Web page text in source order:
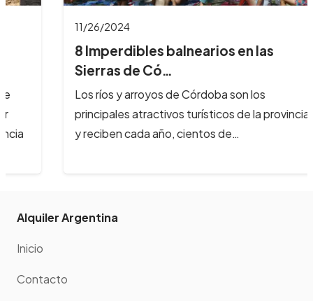
11/26/2024
8 Imperdibles balnearios en las
Sierras de Có…
Los ríos y arroyos de Córdoba son los
principales atractivos turísticos de la provincia
y reciben cada año, cientos de…
Alquiler Argentina
Inicio
Contacto